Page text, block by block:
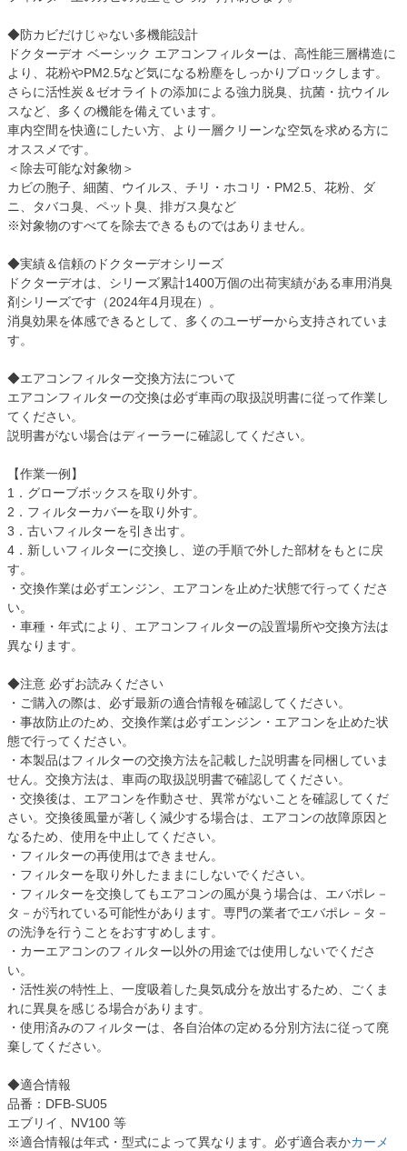
◆防カビだけじゃない多機能設計
ドクターデオ ベーシック エアコンフィルターは、高性能三層構造に
より、花粉やPM2.5など気になる粉塵をしっかりブロックします。
さらに活性炭＆ゼオライトの添加による強力脱臭、抗菌・抗ウイル
スなど、多くの機能を備えています。
車内空間を快適にしたい方、より一層クリーンな空気を求める方に
オススメです。
＜除去可能な対象物＞
カビの胞子、細菌、ウイルス、チリ・ホコリ・PM2.5、花粉、ダ
ニ、タバコ臭、ペット臭、排ガス臭など
※対象物のすべてを除去できるものではありません。
◆実績＆信頼のドクターデオシリーズ
ドクターデオは、シリーズ累計1400万個の出荷実績がある車用消臭
剤シリーズです（2024年4月現在）。
消臭効果を体感できるとして、多くのユーザーから支持されていま
す。
◆エアコンフィルター交換方法について
エアコンフィルターの交換は必ず車両の取扱説明書に従って作業し
てください。
説明書がない場合はディーラーに確認してください。
【作業一例】
1．グローブボックスを取り外す。
2．フィルターカバーを取り外す。
3．古いフィルターを引き出す。
4．新しいフィルターに交換し、逆の手順で外した部材をもとに戻
す。
・交換作業は必ずエンジン、エアコンを止めた状態で行ってくださ
い。
・車種・年式により、エアコンフィルターの設置場所や交換方法は
異なります。
◆注意 必ずお読みください
・ご購入の際は、必ず最新の適合情報を確認してください。
・事故防止のため、交換作業は必ずエンジン・エアコンを止めた状
態で行ってください。
・本製品はフィルターの交換方法を記載した説明書を同梱していま
せん。交換方法は、車両の取扱説明書で確認してください。
・交換後は、エアコンを作動させ、異常がないことを確認してくだ
さい。交換後風量が著しく減少する場合は、エアコンの故障原因と
なるため、使用を中止してください。
・フィルターの再使用はできません。
・フィルターを取り外したままにしないでください。
・フィルターを交換してもエアコンの風が臭う場合は、エバポレ－
タ－が汚れている可能性があります。専門の業者でエバポレ－タ－
の洗浄を行うことをおすすめします。
・カーエアコンのフィルター以外の用途では使用しないでくださ
い。
・活性炭の特性上、一度吸着した臭気成分を放出するため、ごくま
れに異臭を感じる場合があります。
・使用済みのフィルターは、各自治体の定める分別方法に従って廃
棄してください。
◆適合情報
品番：DFB-SU05
エブリイ、NV100 等
※適合情報は年式・型式によって異なります。必ず適合表かカーメ